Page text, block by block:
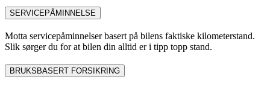
SERVICEPÅMINNELSE
Motta servicepåminnelser basert på bilens faktiske kilometerstand.
Slik sørger du for at bilen din alltid er i tipp topp stand.
BRUKSBASERT FORSIKRING